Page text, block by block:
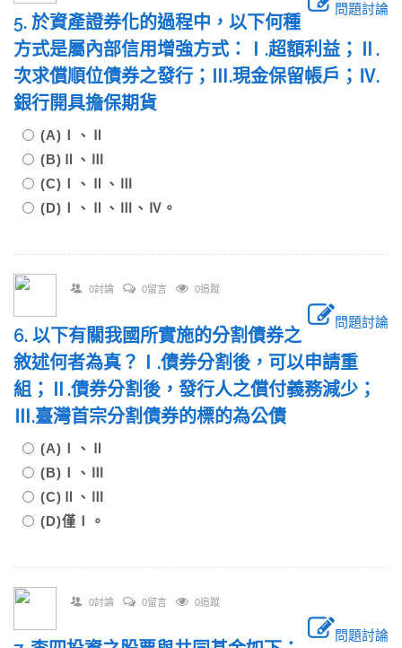
問題討論
5. 於資產證券化的過程中，以下何種
方式是屬內部信用增強方式：Ⅰ.超額利益；Ⅱ.
次求償順位債券之發行；Ⅲ.現金保留帳戶；Ⅳ.
銀行開具擔保期貨
(A)Ⅰ、Ⅱ
(B)Ⅱ、Ⅲ
(C)Ⅰ、Ⅱ、Ⅲ
(D)Ⅰ、Ⅱ、Ⅲ、Ⅳ。
0討論 0留言 0追蹤
問題討論
6. 以下有關我國所實施的分割債券之
敘述何者為真？Ⅰ.債券分割後，可以申請重
組；Ⅱ.債券分割後，發行人之償付義務減少；
Ⅲ.臺灣首宗分割債券的標的為公債
(A)Ⅰ、Ⅱ
(B)Ⅰ、Ⅲ
(C)Ⅱ、Ⅲ
(D)僅Ⅰ。
0討論 0留言 0追蹤
問題討論